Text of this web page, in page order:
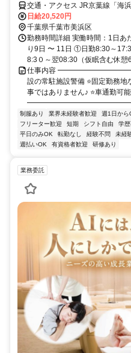
交通・アクセス JR京葉線「海
日給20,520円
千葉県千葉市美浜区
勤務時間詳細 実働時間：1日あ
り9日 〜 11日 ①日勤8:30～
8:3０～翌08:30（仮眠含む休
仕事内容
設の常駐施設警備 ⭐固定勤務
事ではありません♪ ⭐車通勤可
制服あり 業界未経験者歓迎 週1日から
フリーター歓迎
短期 シフト自由 学
平日のみOK
転勤なし 経験不問 未経
週払いOK
有資格者歓迎 研修あり
業務委託